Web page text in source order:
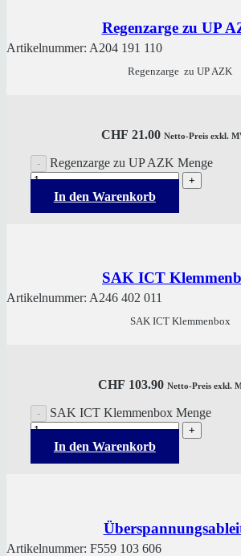
Regenzarge zu UP
Artikelnummer: A204 191 110
Regenzarge zu UP AZK
CHF 21.00 Netto-Preis exkl.
Regenzarge zu UP AZK Menge
In den Warenkorb
SAK ICT
Artikelnummer: A246 402 011
SAK ICT Klemmenbox
CHF 103.90 Netto-Preis exkl.
SAK ICT Klemmenbox Menge
In den Warenkorb
Artikelnummer: F559 103 606